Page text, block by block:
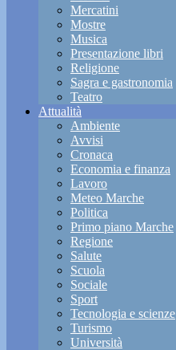
Mercatini
Mostre
Musica
Presentazione libri
Religione
Sagra e gastronomia
Teatro
Attualità
Ambiente
Avvisi
Cronaca
Economia e finanza
Lavoro
Meteo Marche
Politica
Primo piano Marche
Regione
Salute
Scuola
Sociale
Sport
Tecnologia e scienze
Turismo
Università